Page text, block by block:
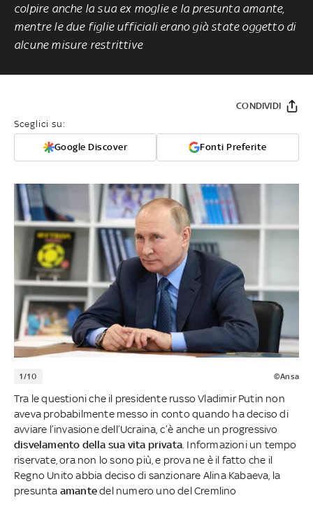
colpire anche la sua ex moglie e la presunta amante,
mentre le due figlie ufficiali erano già state oggetto di
alcune misure restrittive
Sceglici su:
Google Discover Fonti Preferite
CONDIVIDI
1/10 ©Ansa
Tra le questioni che il presidente russo Vladimir Putin non
aveva probabilmente messo in conto quando ha deciso di
avviare l’invasione dell’Ucraina, c’è anche un progressivo
disvelamento della sua vita privata . Informazioni un tempo
riservate, ora non lo sono più, e prova ne è il fatto che il
Regno Unito abbia deciso di sanzionare Alina Kabaeva, la
presunta amantedel numero uno del Cremlino